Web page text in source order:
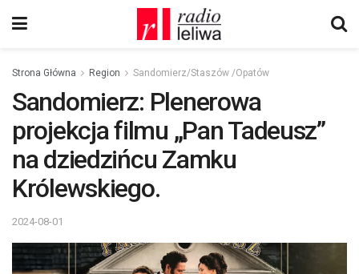
Strona Główna Region Sandomierz/Staszów /Opatów
Sandomierz: Plenerowa
projekcja filmu „Pan Tadeusz”
na dziedzińcu Zamku
Królewskiego.
2024-08-01